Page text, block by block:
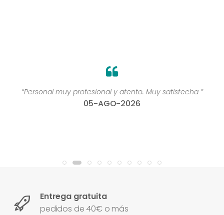
“Personal muy profesional y atento. Muy satisfecha ”
05-AGO-2026
Entrega gratuita
pedidos de 40€ o más